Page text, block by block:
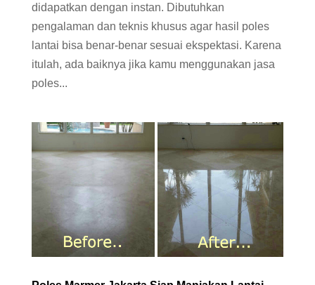
didapatkan dengan instan. Dibutuhkan
pengalaman dan teknis khusus agar hasil poles
lantai bisa benar-benar sesuai ekspektasi. Karena
itulah, ada baiknya jika kamu menggunakan jasa
poles...